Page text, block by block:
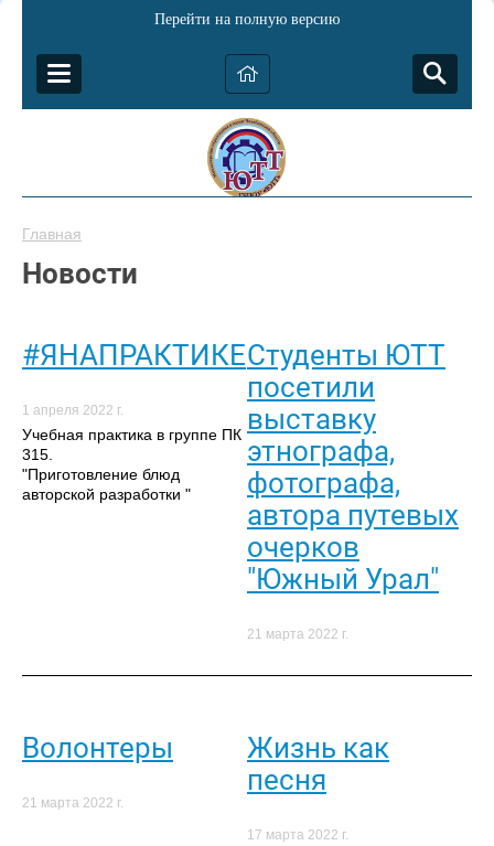
Перейти на полную версию
Главная
Новости
#ЯНАПРАКТИКЕ
1 апреля 2022 г.
Учебная практика в группе ПК
315.
"Приготовление блюд
авторской разработки "
Студенты ЮТТ
посетили
выставку
этнографа,
фотографа,
автора путевых
очерков
"Южный Урал"
21 марта 2022 г.
Волонтеры
21 марта 2022 г.
Жизнь как
песня
17 марта 2022 г.